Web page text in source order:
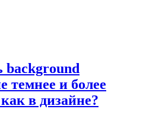
background
темнее и более
в дизайне?